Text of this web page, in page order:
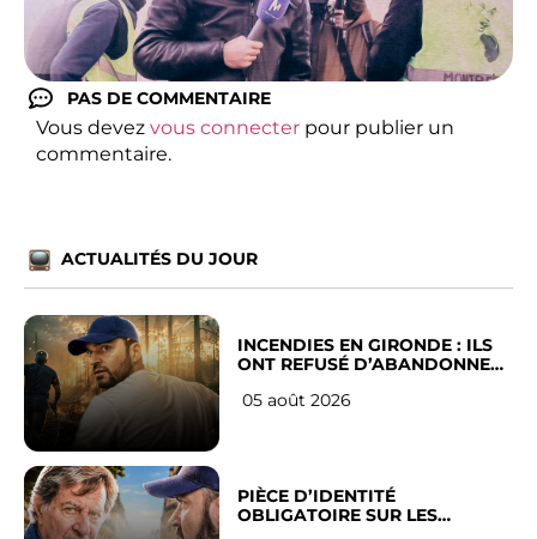
PAS DE COMMENTAIRE
Vous devez vous connecter pour publier un
commentaire.
ACTUALITÉS DU JOUR
INCENDIES EN GIRONDE : ILS
ONT REFUSÉ D’ABANDONNER
05 août 2026
PIÈCE D’IDENTITÉ
OBLIGATOIRE SUR LES